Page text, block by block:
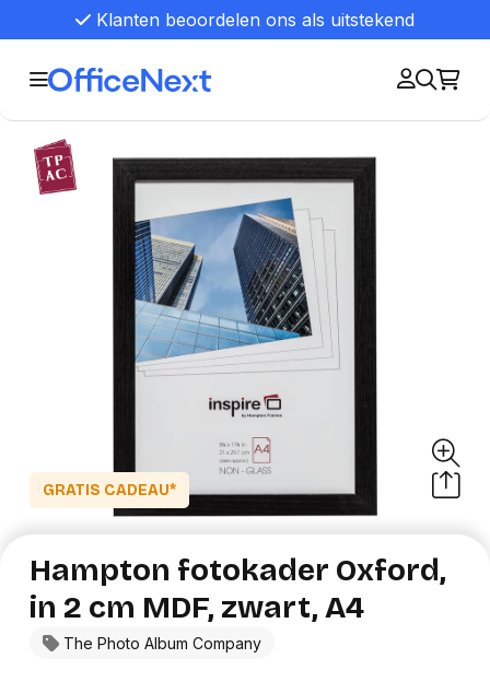
Klanten beoordelen ons als uitstekend
GRATIS CADEAU*
The Photo Album Company
Hampton fotokader Oxford,
in 2 cm MDF, zwart, A4